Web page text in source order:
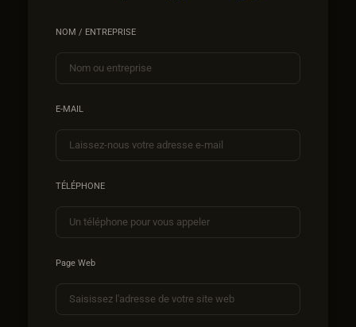
NOM / ENTREPRISE
E-MAIL
TÉLÉPHONE
Page Web